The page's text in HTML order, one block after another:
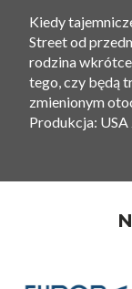
Kiedy
Street od
rodzina
tego, czy będą
zmienionym
Produkcja: